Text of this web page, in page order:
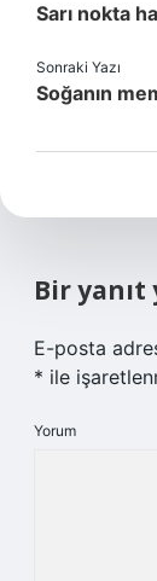
Sarı nokta
Sonraki Yazı
Soğanın
Bir yanıt
E-posta
* ile
Yorum